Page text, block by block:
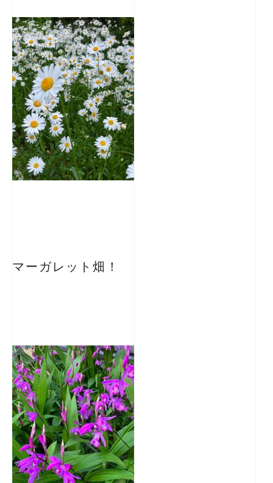
マーガレット畑！